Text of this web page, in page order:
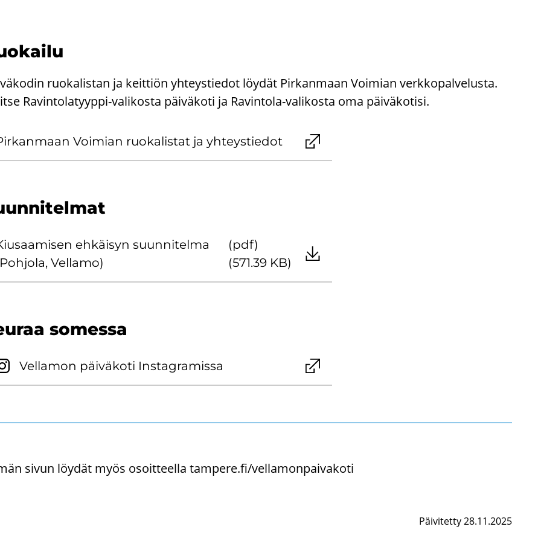
ruokalistan ja keittiön yhteystiedot löydät Pirkanmaan Voimian verkkopalvelusta.
Ravintolatyyppi-valikosta päiväkoti ja Ravintola-valikosta oma päiväkotisi.
Voi­mian ruo­ka­lis­tat ja yh­teys­tie­dot
eh­käi­syn suun­ni­tel­ma
Vel­la­mo)
(pdf)
(571.39 KB)
so­mes­sa
Vel­la­mon päi­vä­ko­ti Ins­ta­gra­mis­sa
sivun löy­dät myös osoit­teel­la tam­pe­re.fi/vel­la­mon­pai­va­ko­ti
Päivitetty 28.11.2025